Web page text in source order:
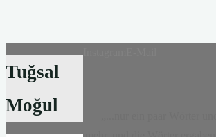
Tuğsal
Moğul